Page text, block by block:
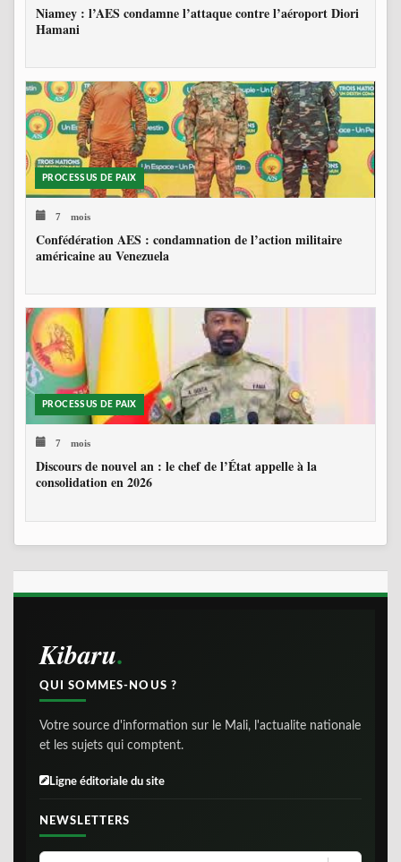
Niamey : l’AES condamne l’attaque contre l’aéroport Diori
Hamani
PROCESSUS DE PAIX
7 mois
Confédération AES : condamnation de l’action militaire
américaine au Venezuela
PROCESSUS DE PAIX
7 mois
Discours de nouvel an : le chef de l’État appelle à la
consolidation en 2026
Kibaru
QUI SOMMES-NOUS ?
Votre source d'information sur le Mali, l'actualite nationale
et les sujets qui comptent.
Ligne éditoriale du site
NEWSLETTERS